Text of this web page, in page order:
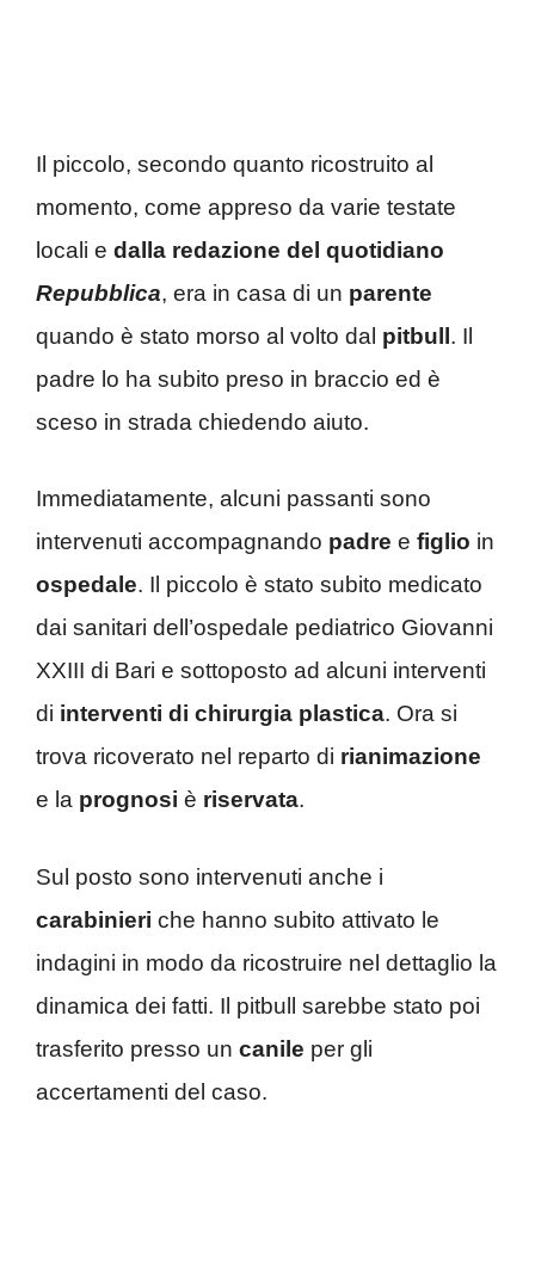
Il piccolo, secondo quanto ricostruito al
momento, come appreso da varie testate
locali e dalla redazione del quotidiano
Repubblica, era in casa di un parente
quando è stato morso al volto dal pitbull. Il
padre lo ha subito preso in braccio ed è
sceso in strada chiedendo aiuto.
Immediatamente, alcuni passanti sono
intervenuti accompagnando padre e figlio in
ospedale. Il piccolo è stato subito medicato
dai sanitari dell’ospedale pediatrico Giovanni
XXIII di Bari e sottoposto ad alcuni interventi
di interventi di chirurgia plastica. Ora si
trova ricoverato nel reparto di rianimazione
e la prognosi è riservata.
Sul posto sono intervenuti anche i
carabinieri che hanno subito attivato le
indagini in modo da ricostruire nel dettaglio la
dinamica dei fatti. Il pitbull sarebbe stato poi
trasferito presso un canile per gli
accertamenti del caso.